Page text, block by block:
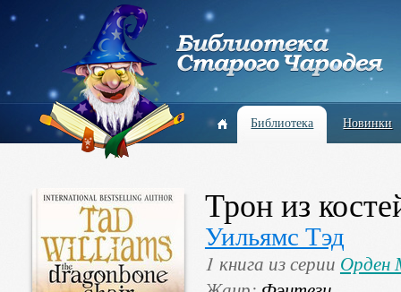
Библиотека Новинки
Трон из
Уильямс Тэд
1 книга из серии Орден